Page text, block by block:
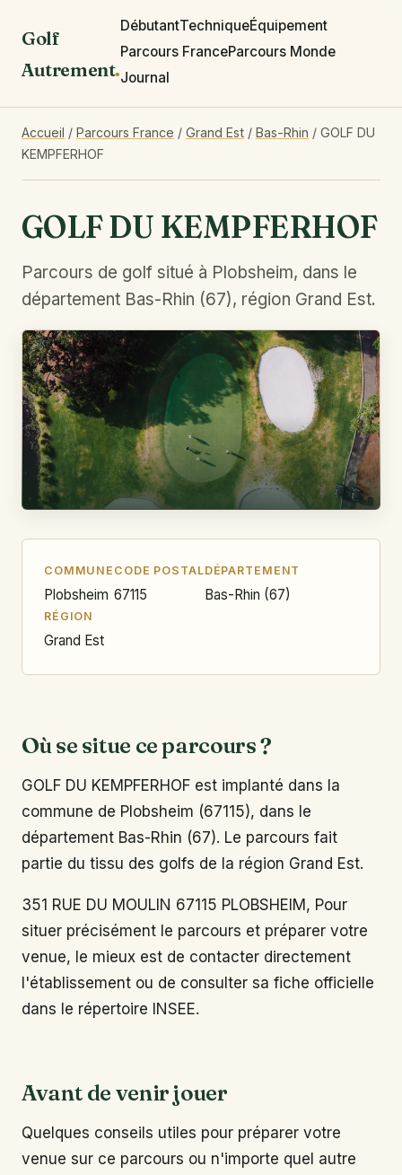
Golf
Autrement.
DébutantTechniqueÉquipement
Parcours FranceParcours Monde
Journal
Accueil / Parcours France / Grand Est / Bas-Rhin / GOLF DU
KEMPFERHOF
GOLF DU KEMPFERHOF
Parcours de golf situé à Plobsheim, dans le
département Bas-Rhin (67), région Grand Est.
COMMUNE
Plobsheim
CODE POSTAL
67115
DÉPARTEMENT
Bas-Rhin (67)
RÉGION
Grand Est
Où se situe ce parcours ?
GOLF DU KEMPFERHOF est implanté dans la
commune de Plobsheim (67115), dans le
département Bas-Rhin (67). Le parcours fait
partie du tissu des golfs de la région Grand Est.
351 RUE DU MOULIN 67115 PLOBSHEIM, Pour
situer précisément le parcours et préparer votre
venue, le mieux est de contacter directement
l'établissement ou de consulter sa fiche officielle
dans le répertoire INSEE.
Avant de venir jouer
Quelques conseils utiles pour préparer votre
venue sur ce parcours ou n'importe quel autre